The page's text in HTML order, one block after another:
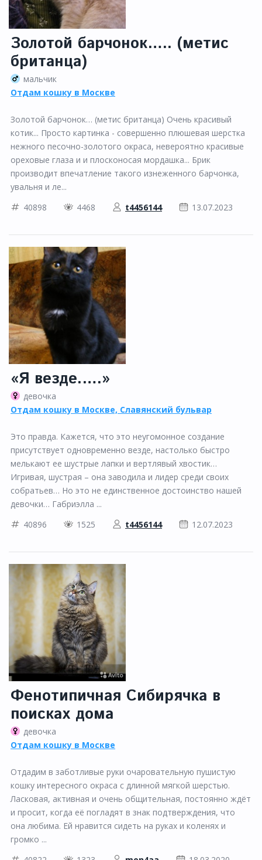
Золотой барчонок….. (метис
британца)
мальчик
Отдам кошку в Москве
Золотой барчонок… (метис британца) Очень красивый
котик... Просто картинка - совершенно плюшевая шерстка
нежного песочно-золотого окраса, невероятно красивые
ореховые глаза и и плосконосая мордашка... Брик
производит впечатление такого изнеженного барчонка,
увальня и ле...
40898
4468 t4456144 13.07.2023
«Я везде.….»
девочка
Отдам кошку в Москве, Славянский бульвар
Это правда. Кажется, что это неугомонное создание
присутствует одновременно везде, настолько быстро
мелькают ее шустрые лапки и вертлявый хвостик…
Игривая, шустрая – она заводила и лидер среди своих
собратьев… Но это не единственное достоинство нашей
девочки… Габриэлла ...
40896
1525 t4456144 12.07.2023
Фенотипичная Сибирячка в
поисках дома
девочка
Отдам кошку в Москве
Отдадим в заботливые руки очаровательную пушистую
кошку интересного окраса с длинной мягкой шерстью.
Ласковая, активная и очень общительная, постоянно ждёт
и просит, когда её погладят в знак подтверждения, что
она любима. Ей нравится сидеть на руках и коленях и
громко ...